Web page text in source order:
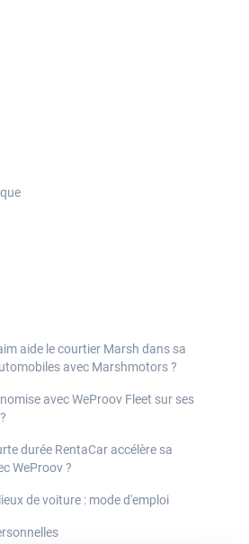
aide le courtier Marsh dans sa
avec Marshmotors ?
avec WeProov Fleet sur ses
durée RentaCar accélère sa
WeProov ?
de voiture : mode d'emploi